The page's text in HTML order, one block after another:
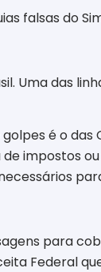
falsas do
Uma das
é o
impostos
para
Federal